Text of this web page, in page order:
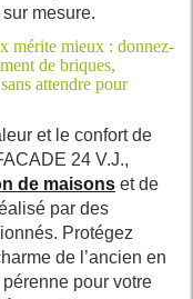
mesure.
mérite mieux : donnez-
de briques,
attendre pour
et le confort de
24 V.J.,
de maisons et de
par des
Protégez
de l’ancien en
pour votre